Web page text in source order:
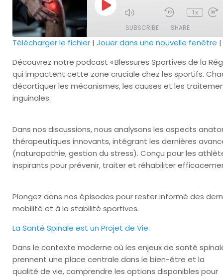
Play
Episode
1x
SUBSCRIBE SHARE
RSS FEED
LINK
Télécharger le fichier |Jouer dans une nouvelle fenêtre
Découvrez notre podcast « Blessures Sportives de la
qui impactent cette zone cruciale chez les sportifs.
décortiquer les mécanismes, les causes et les
inguinales.
Dans nos discussions, nous analysons les aspects
thérapeutiques innovants, intégrant les dernières
(naturopathie, gestion du stress). Conçu pour les
inspirants pour prévenir, traiter et réhabiliter
Plongez dans nos épisodes pour rester informé des
mobilité et à la stabilité sportives.
La Santé Spinale est un Projet de Vie.
Dans le contexte moderne où les enjeux de santé
prennent une place centrale dans le bien-être et la
qualité de vie, comprendre les options disponibles pour